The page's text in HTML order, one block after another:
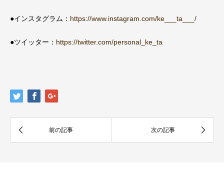
●インスタグラム： https://www.instagram.com/ke___ta___/
●ツイッター： https://twitter.com/personal_ke_ta